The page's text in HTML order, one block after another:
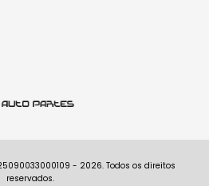
- 2026. Todos os direitos
reservados.